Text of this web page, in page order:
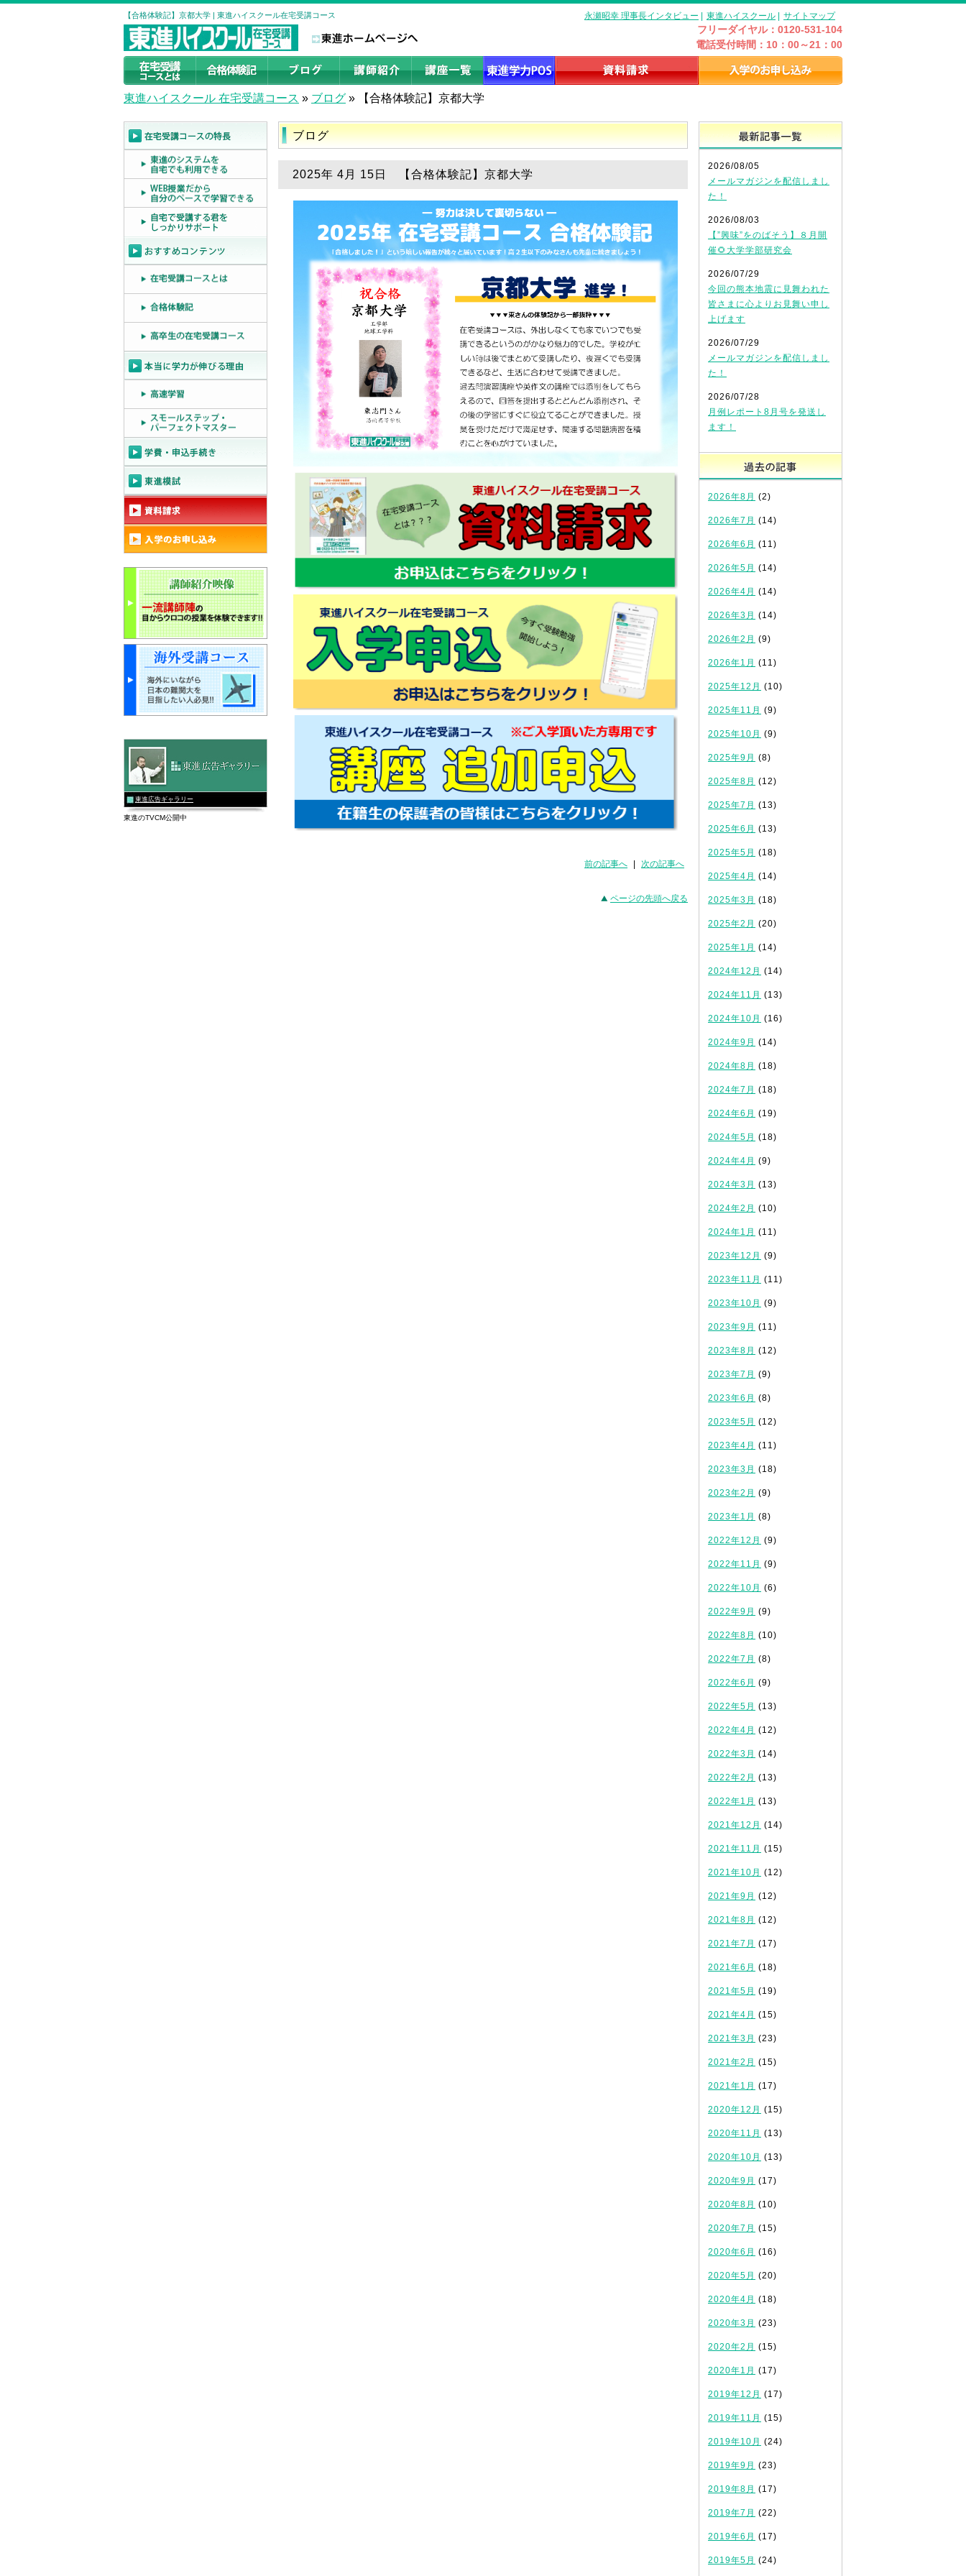
【合格体験記】京都大学 | 東進ハイスクール在宅受講コース 永瀬昭幸 理事長インタビュー 東進ハイスクール サイトマップ
フリーダイヤル：0120-531-104
電話受付時間：10：00～21：00
東進ハイスクール 在宅受講コース » ブログ » 【合格体験記】京都大学
ブログ
2025年 4月 15日 【合格体験記】京都大学
前の記事へ 次の記事へ
ページの先頭へ戻る
2026/08/05
メールマガジンを配信しまし
た！
2026/08/03
【”興味”をのばそう】８月開
催🌻大学学部研究会
2026/07/29
今回の熊本地震に見舞われた
皆さまに心よりお見舞い申し
上げます
2026/07/29
メールマガジンを配信しまし
た！
2026/07/28
月例レポート8月号を発送し
ます！
2026年8月 (2)
2026年7月 (14)
2026年6月 (11)
2026年5月 (14)
2026年4月 (14)
2026年3月 (14)
2026年2月 (9)
2026年1月 (11)
2025年12月 (10)
2025年11月 (9)
2025年10月 (9)
2025年9月 (8)
2025年8月 (12)
2025年7月 (13)
2025年6月 (13)
2025年5月 (18)
2025年4月 (14)
2025年3月 (18)
2025年2月 (20)
2025年1月 (14)
2024年12月 (14)
2024年11月 (13)
2024年10月 (16)
2024年9月 (14)
2024年8月 (18)
2024年7月 (18)
2024年6月 (19)
2024年5月 (18)
2024年4月 (9)
2024年3月 (13)
2024年2月 (10)
2024年1月 (11)
2023年12月 (9)
2023年11月 (11)
2023年10月 (9)
2023年9月 (11)
2023年8月 (12)
2023年7月 (9)
2023年6月 (8)
2023年5月 (12)
2023年4月 (11)
2023年3月 (18)
2023年2月 (9)
2023年1月 (8)
2022年12月 (9)
2022年11月 (9)
2022年10月 (6)
2022年9月 (9)
2022年8月 (10)
2022年7月 (8)
2022年6月 (9)
2022年5月 (13)
2022年4月 (12)
2022年3月 (14)
2022年2月 (13)
2022年1月 (13)
2021年12月 (14)
2021年11月 (15)
2021年10月 (12)
2021年9月 (12)
2021年8月 (12)
2021年7月 (17)
2021年6月 (18)
2021年5月 (19)
2021年4月 (15)
2021年3月 (23)
2021年2月 (15)
2021年1月 (17)
2020年12月 (15)
2020年11月 (13)
2020年10月 (13)
2020年9月 (17)
2020年8月 (10)
2020年7月 (15)
2020年6月 (16)
2020年5月 (20)
2020年4月 (18)
2020年3月 (23)
2020年2月 (15)
2020年1月 (17)
2019年12月 (17)
2019年11月 (15)
2019年10月 (24)
2019年9月 (23)
2019年8月 (17)
2019年7月 (22)
2019年6月 (17)
2019年5月 (24)
東進広告ギャラリー
東進のTVCM公開中